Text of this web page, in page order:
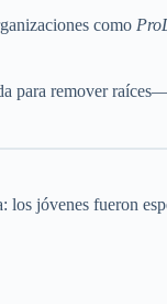
como
remover
los jóvenes fueron